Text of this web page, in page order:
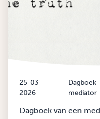
25-03-
2026
– Dagboek
mediator
Dagboek van een